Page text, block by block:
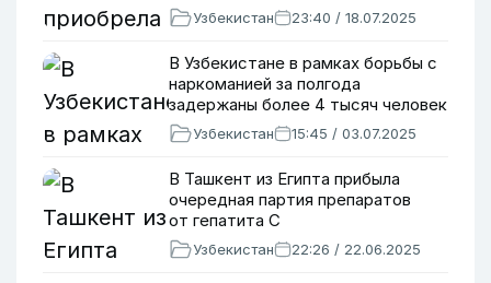
Узбекистан 23:40 / 18.07.2025
В Узбекистане в рамках борьбы с
наркоманией за полгода
задержаны более 4 тысяч человек
Узбекистан 15:45 / 03.07.2025
В Ташкент из Египта прибыла
очередная партия препаратов
от гепатита С
Узбекистан 22:26 / 22.06.2025